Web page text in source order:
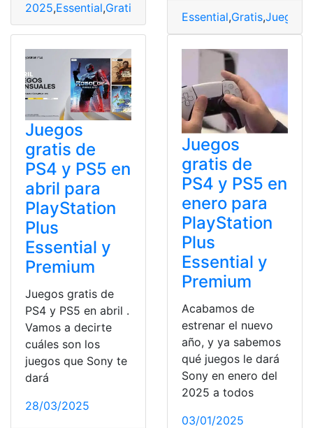
2025,Essential,Gratis
Essential,Gratis,Juegos
Juegos
gratis de
PS4 y PS5 en
abril para
PlayStation
Plus
Essential y
Premium
Juegos gratis de
PS4 y PS5 en abril .
Vamos a decirte
cuáles son los
juegos que Sony te
dará
28/03/2025
Juegos
gratis de
PS4 y PS5 en
enero para
PlayStation
Plus
Essential y
Premium
Acabamos de
estrenar el nuevo
año, y ya sabemos
qué juegos le dará
Sony en enero del
2025 a todos
03/01/2025